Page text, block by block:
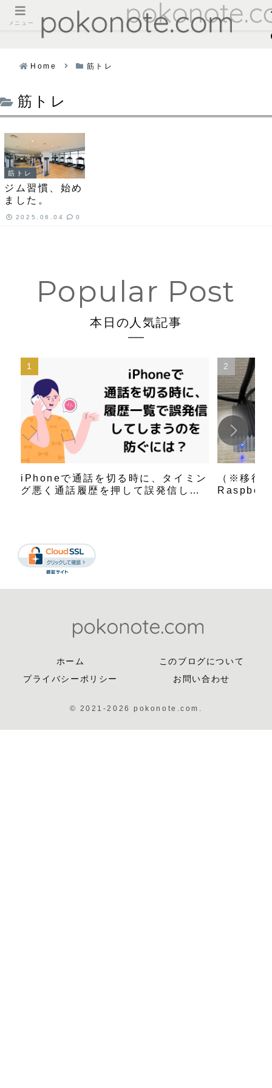
Home 筋トレ
筋トレ
筋トレ
ジム習慣、始め
ました。
2025.06.04 0
本日の人気記事
iPhoneで通話を切る時に、タイミン
グ悪く通話履歴を押して誤発信して
（※移行
ホーム
このブログについて
プライバシーポリシー
お問い合わせ
© 2021-2026 pokonote.com.
メニュー